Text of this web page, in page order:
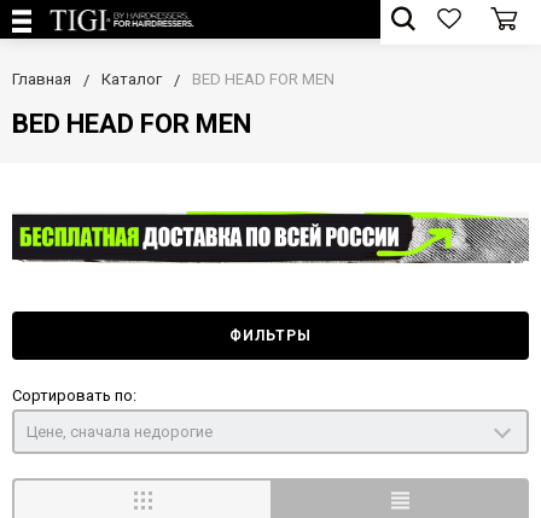
Главная Каталог BED HEAD FOR MEN
BED HEAD FOR MEN
ФИЛЬТРЫ
Сортировать по:
Цене, сначала недорогие